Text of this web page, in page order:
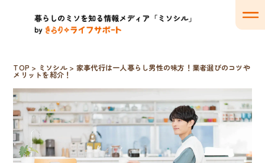
TOP > ミソシル > 家事代行は一人暮らし男性の味方！業者選びのコツや
メリットを紹介！